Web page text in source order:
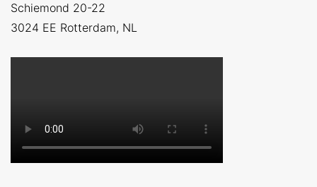
Schiemond 20-22
3024 EE Rotterdam, NL